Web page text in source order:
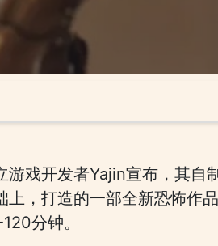
游戏开发者Yajin宣布，其自
上，打造的一部全新恐怖作
分钟。